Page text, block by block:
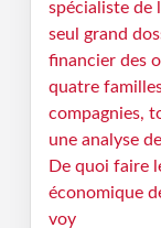
spécialiste de
seul grand
financier des
quatre
compagnies,
une analyse
De quoi faire
économique
voy